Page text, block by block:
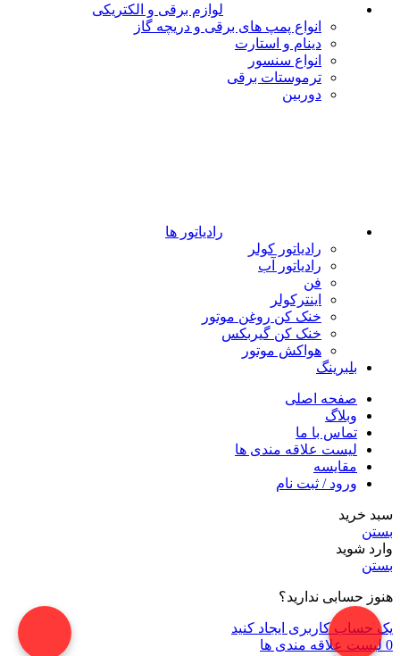
لوازم برقی و الکتریکی
انواع پمپ های برقی و دریچه گاز
دینام و استارت
انواع سنسور
ترموستات برقی
دوربین
رادیاتور ها
رادیاتور کولر
رادیاتور آب
فن
اینترکولر
خنک کن روغن موتور
خنک کن گیربکس
هواکش موتور
بلبرینگ
صفحه اصلی
وبلاگ
تماس با ما
لیست علاقه مندی ها
مقایسه
ورود / ثبت نام
سبد خرید
بستن
وارد شوید
بستن
هنوز حسابی ندارید؟
یک حساب کاربری ایجاد کنید
0 لیست علاقه مندی ها